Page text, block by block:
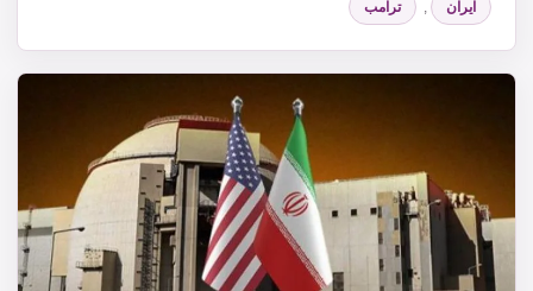
ايران ترامب